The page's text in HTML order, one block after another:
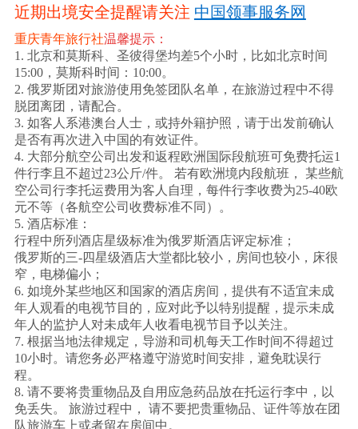
近期出境安全提醒请关注 中国领事服务网
重庆青年旅行社温馨提示：
1. 北京和莫斯科、圣彼得堡均差5个小时，比如北京时间
15:00，莫斯科时间：10:00。
2. 俄罗斯团对旅游使用免签团队名单，在旅游过程中不得
脱团离团，请配合。
3. 如客人系港澳台人士，或持外籍护照，请于出发前确认
是否有再次进入中国的有效证件。
4. 大部分航空公司出发和返程欧洲国际段航班可免费托运1
件行李且不超过23公斤/件。 若有欧洲境内段航班， 某些航
空公司行李托运费用为客人自理，每件行李收费为25-40欧
元不等（各航空公司收费标准不同）。
5. 酒店标准：
行程中所列酒店星级标准为俄罗斯酒店评定标准；
俄罗斯的三-四星级酒店大堂都比较小，房间也较小，床很
窄，电梯偏小；
6. 如境外某些地区和国家的酒店房间，提供有不适宜未成
年人观看的电视节目的，应对此予以特别提醒，提示未成
年人的监护人对未成年人收看电视节目予以关注。
7. 根据当地法律规定，导游和司机每天工作时间不得超过
10小时。请您务必严格遵守游览时间安排，避免耽误行
程。
8. 请不要将贵重物品及自用应急药品放在托运行李中，以
免丢失。 旅游过程中， 请不要把贵重物品、证件等放在团
队旅游车上或者留在房间中。